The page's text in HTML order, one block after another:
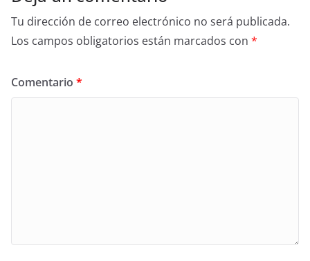
Tu dirección de correo electrónico no será publicada.
Los campos obligatorios están marcados con *
Comentario *